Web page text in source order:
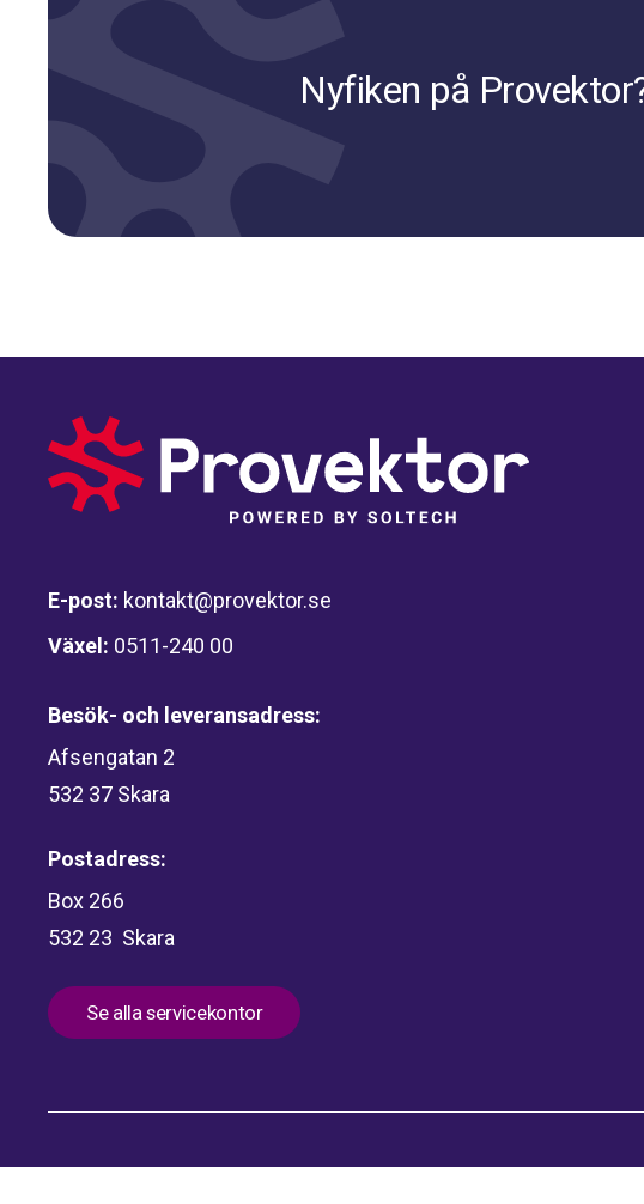
Nyfiken på
E-post: kontakt@provektor.se
Växel: 0511-240 00
Besök- och leveransadress:
Afsengatan 2
532 37 Skara
Postadress:
Box 266
532 23 Skara
Se alla servicekontor